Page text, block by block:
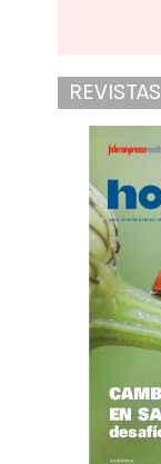
REVISTAS